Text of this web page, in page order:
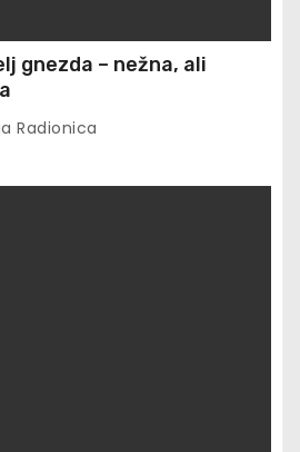
gnezda – nežna, ali
Radionica